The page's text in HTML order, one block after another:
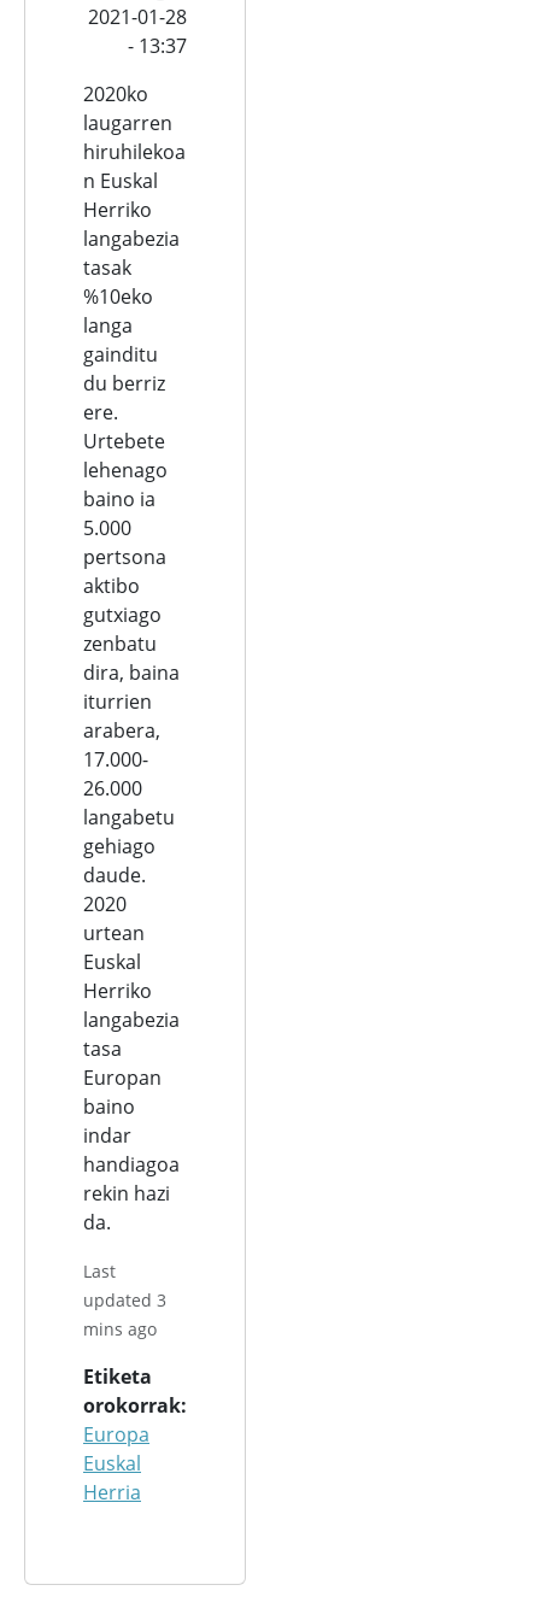
2021-01-28
- 13:37
2020ko
laugarren
hiruhilekoa
n Euskal
Herriko
langabezia
tasak
%10eko
langa
gainditu
du berriz
ere.
Urtebete
lehenago
baino ia
5.000
pertsona
aktibo
gutxiago
zenbatu
dira, baina
iturrien
arabera,
17.000-
26.000
langabetu
gehiago
daude.
2020
urtean
Euskal
Herriko
langabezia
tasa
Europan
baino
indar
handiagoa
rekin hazi
da.
Last
updated 3
mins ago
Etiketa
orokorrak
Europa
Euskal
Herria